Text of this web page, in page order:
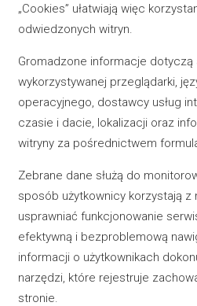
„Cookies” ułatwiają więc
odwiedzonych witryn.
Gromadzone informacje dotyczą
wykorzystywanej przeglądarki,
operacyjnego, dostawcy usług
czasie i dacie, lokalizacji oraz
witryny za pośrednictwem
Zebrane dane służą do
sposób użytkownicy korzystają z
usprawniać funkcjonowanie
efektywną i bezproblemową
informacji o użytkownikach
narzędzi, które rejestruje
stronie.